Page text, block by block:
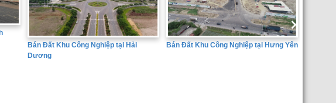
Công Nghiệp tại Hải
Bán Đất Khu Công Nghiệp tại Hưng Yên